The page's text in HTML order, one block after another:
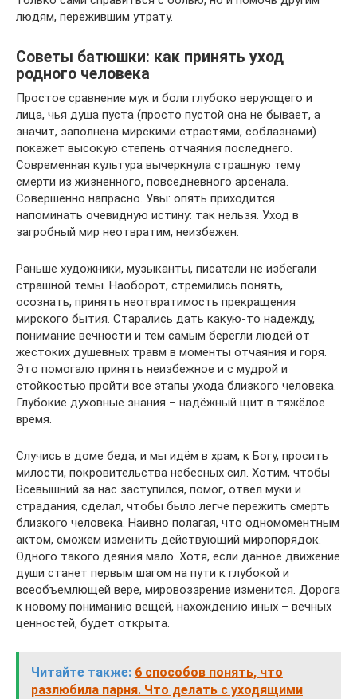
людям, пережившим утрату.
Советы батюшки: как принять уход
родного человека
Простое сравнение мук и боли глубоко верующего и
лица, чья душа пуста (просто пустой она не бывает, а
значит, заполнена мирскими страстями, соблазнами)
покажет высокую степень отчаяния последнего.
Современная культура вычеркнула страшную тему
смерти из жизненного, повседневного арсенала.
Совершенно напрасно. Увы: опять приходится
напоминать очевидную истину: так нельзя. Уход в
загробный мир неотвратим, неизбежен.
Раньше художники, музыканты, писатели не избегали
страшной темы. Наоборот, стремились понять,
осознать, принять неотвратимость прекращения
мирского бытия. Старались дать какую-то надежду,
понимание вечности и тем самым берегли людей от
жестоких душевных травм в моменты отчаяния и горя.
Это помогало принять неизбежное и с мудрой и
стойкостью пройти все этапы ухода близкого человека.
Глубокие духовные знания – надёжный щит в тяжёлое
время.
Случись в доме беда, и мы идём в храм, к Богу, просить
милости, покровительства небесных сил. Хотим, чтобы
Всевышний за нас заступился, помог, отвёл муки и
страдания, сделал, чтобы было легче пережить смерть
близкого человека. Наивно полагая, что одномоментным
актом, сможем изменить действующий миропорядок.
Одного такого деяния мало. Хотя, если данное движение
души станет первым шагом на пути к глубокой и
всеобъемлющей вере, мировоззрение изменится. Дорога
к новому пониманию вещей, нахождению иных – вечных
ценностей, будет открыта.
Читайте также: 6 способов понять, что
разлюбила парня. Что делать с уходящими